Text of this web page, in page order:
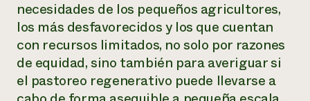
necesidades de los pequeños agricultores,
los más desfavorecidos y los que cuentan
con recursos limitados, no solo por razones
de equidad, sino también para averiguar si
el pastoreo regenerativo puede llevarse a